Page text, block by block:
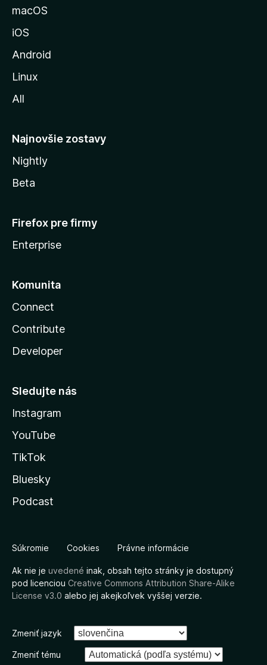
o
z
l
macOS
iOS
Android
Linux
All
Najnovšie zostavy
Nightly
Beta
Firefox pre firmy
Enterprise
Komunita
Connect
Contribute
Developer
Sledujte nás
Instagram
YouTube
TikTok
Bluesky
Podcast
Súkromie Cookies Právne informácie
Ak nie je uvedené inak, obsah tejto stránky je dostupný
pod licenciou Creative Commons Attribution Share-Alike
License v3.0 alebo jej akejkoľvek vyššej verzie.
Zmeniť jazyk
Zmeniť tému